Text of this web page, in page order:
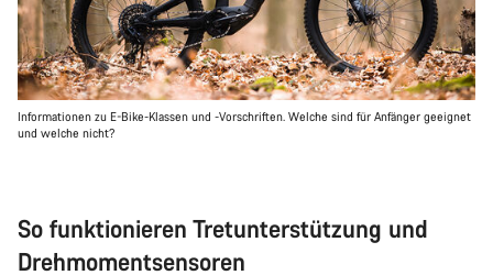
Informationen zu E-Bike-Klassen und -Vorschriften. Welche sind für Anfänger geeignet
und welche nicht?
So funktionieren Tretunterstützung und
Drehmomentsensoren